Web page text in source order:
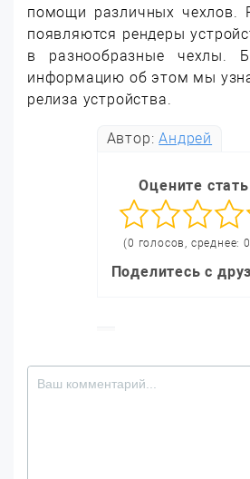
помощи различных чехлов.
появляются рендеры
в разнообразные чехлы.
информацию об этом мы
релиза устройства.
Автор:Андрей
Оцените
(0 голосов, среднее:
Поделитесь с